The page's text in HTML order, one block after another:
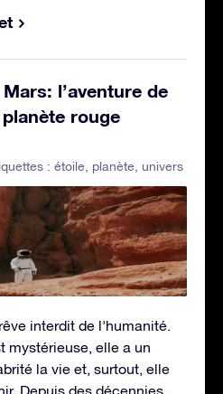
l’aventure de
rouge
: étoile, planète, univers
interdit de l'humanité.
mystérieuse, elle a un
la vie et, surtout, elle
Depuis des décennies,